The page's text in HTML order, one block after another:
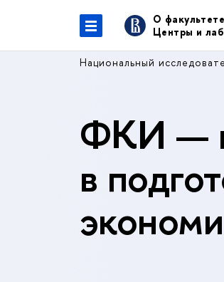
О факультете
Центры и
Национальный
ФКИ —
в